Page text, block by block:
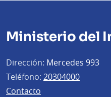
Ministerio del
Dirección: Mercedes 993
Teléfono: 20304000
Contacto